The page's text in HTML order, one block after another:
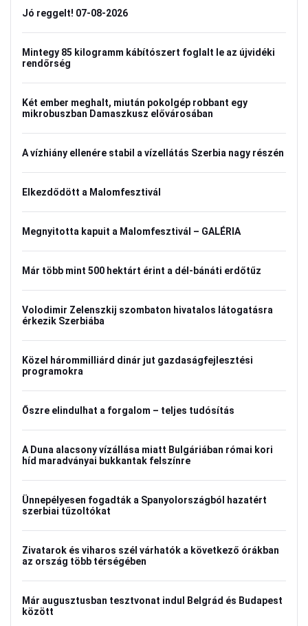
Jó reggelt! 07-08-2026
Mintegy 85 kilogramm kábítószert foglalt le az újvidéki
rendőrség
Két ember meghalt, miután pokolgép robbant egy
mikrobuszban Damaszkusz elővárosában
A vízhiány ellenére stabil a vízellátás Szerbia nagy részén
Elkezdődött a Malomfesztivál
Megnyitotta kapuit a Malomfesztivál – GALÉRIA
Már több mint 500 hektárt érint a dél-bánáti erdőtűz
Volodimir Zelenszkij szombaton hivatalos látogatásra
érkezik Szerbiába
Közel hárommilliárd dinár jut gazdaságfejlesztési
programokra
Őszre elindulhat a forgalom – teljes tudósítás
A Duna alacsony vízállása miatt Bulgáriában római kori
híd maradványai bukkantak felszínre
Ünnepélyesen fogadták a Spanyolországból hazatért
szerbiai tűzoltókat
Zivatarok és viharos szél várhatók a következő órákban
az ország több térségében
Már augusztusban tesztvonat indul Belgrád és Budapest
között